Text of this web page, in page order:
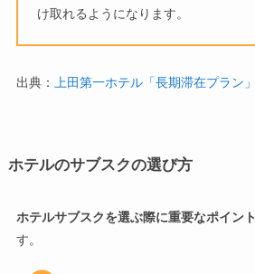
け取れるようになります。
出典： 上田第一ホテル「長期滞在プラン」
ホテルのサブスクの選び方
ホテルサブスクを選ぶ際に重要なポイント
す。